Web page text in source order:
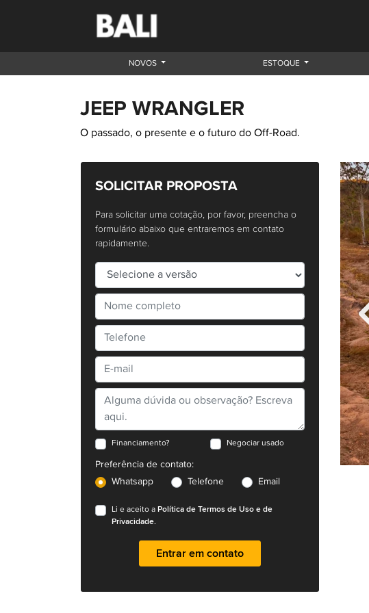
NOVOS ESTOQUE
JEEP WRANGLER
O passado, o presente e o futuro do Off-Road.
SOLICITAR PROPOSTA
Para solicitar uma cotação, por favor, preencha o
formulário abaixo que entraremos em contato
rapidamente.
Financiamento? Negociar usado
Preferência de contato:
Whatsapp
Telefone Email
Li e aceito a Política de Termos de Uso e de
Privacidade.
Entrar em contato